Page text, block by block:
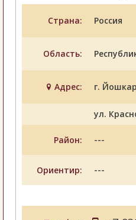
Страна: Россия
Область:
Адрес: г.
ул.
Район: ---
Ориентир: ---